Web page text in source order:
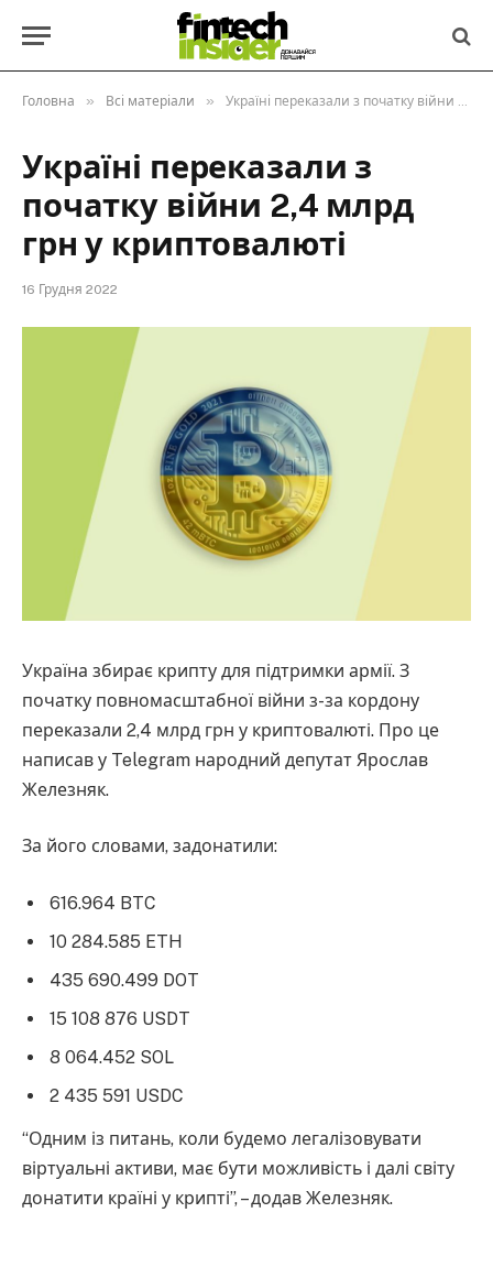
Головна » Всі матеріали » Україні переказали з початку війни 2,4 млрд грн у криптовалюті
Україні переказали з
початку війни 2,4 млрд
грн у криптовалюті
16 Грудня 2022
Україна збирає крипту для підтримки армії. З
початку повномасштабної війни з-за кордону
переказали 2,4 млрд грн у криптовалюті. Про це
написав у Telegram народний депутат Ярослав
Железняк.
За його словами, задонатили:
616.964 BTC
10 284.585 ETH
435 690.499 DOT
15 108 876 USDT
8 064.452 SOL
2 435 591 USDC
“Одним із питань, коли будемо легалізовувати
віртуальні активи, має бути можливість і далі світу
донатити країні у крипті”, – додав Железняк.